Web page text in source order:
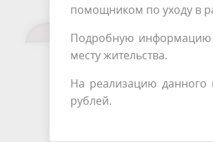
помощником по уходу в
Подробную информацию
месту жительства.
На реализацию данного
рублей.